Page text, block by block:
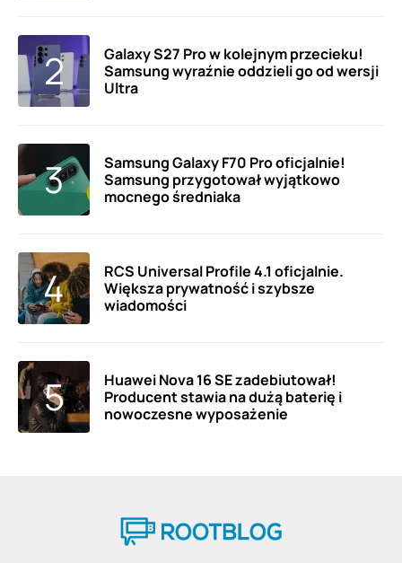
Galaxy S27 Pro w kolejnym przecieku!
Samsung wyraźnie oddzieli go od wersji
Ultra
Samsung Galaxy F70 Pro oficjalnie!
Samsung przygotował wyjątkowo
mocnego średniaka
RCS Universal Profile 4.1 oficjalnie.
Większa prywatność i szybsze
wiadomości
Huawei Nova 16 SE zadebiutował!
Producent stawia na dużą baterię i
nowoczesne wyposażenie